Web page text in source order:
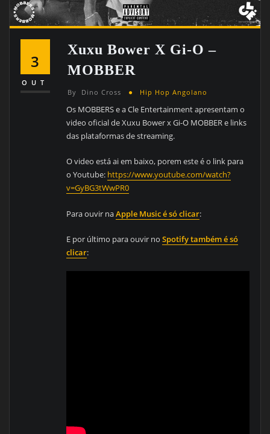
3
OUT
Xuxu Bower X Gi-O –
MOBBER
By Dino Cross Hip Hop Angolano
Os MOBBERS e a Cle Entertainment apresentam o
video oficial de Xuxu Bower x Gi-O MOBBER e links
das plataformas de streaming.
O video está ai em baixo, porem este é o link para
o Youtube: https://www.youtube.com/watch?
v=GyBG3tWwPR0
Para ouvir naApple Music é só clicar:
E por último para ouvir noSpotify também é só
clicar: